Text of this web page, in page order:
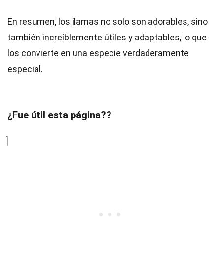
En resumen, los ilamas no solo son adorables, sino
también increíblemente útiles y adaptables, lo que
los convierte en una especie verdaderamente
especial.
¿Fue útil esta página??